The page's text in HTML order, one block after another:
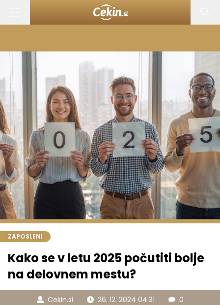
ZAPOSLENI
Kako se v letu 2025 počutiti bolje
na delovnem mestu?
Cekin.si 26. 12. 2024 04.31 0